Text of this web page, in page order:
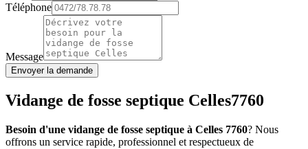
Téléphone
Message
Envoyer la demande
Vidange de fosse septique Celles7760
Besoin d'une vidange de fosse septique à Celles 7760? Nous
offrons un service rapide, professionnel et respectueux de